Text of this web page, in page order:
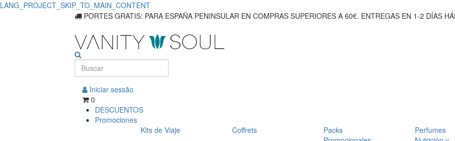
LANG_PROJECT_SKIP_TO_MAIN_CONTENT
Descubra
principios
PORTES GRATIS: PARA ESPAÑA PENINSULAR EN COMPRAS SUPERIORES A 60€. ENTREGAS EN 1-2 DÍAS
Iniciar sessão
0
DESCUENTOS
Promociones
Kits de Viaje
Coffrets
Packs
Perfumes